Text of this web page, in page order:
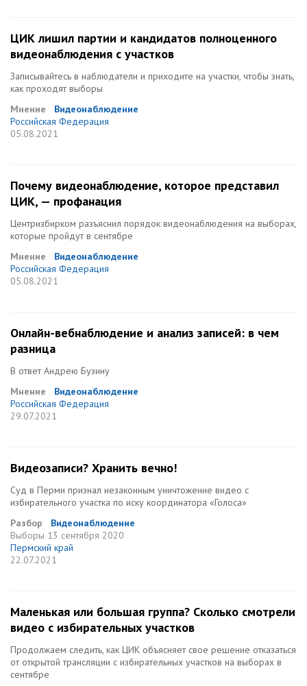
ЦИК лишил партии и кандидатов полноценного
видеонаблюдения с участков
Записывайтесь в наблюдатели и приходите на участки, чтобы знать,
как проходят выборы
Мнение
Видеонаблюдение
Российская Федерация
05.08.2021
Почему видеонаблюдение, которое представил
ЦИК, — профанация
Центризбирком разъяснил порядок видеонаблюдения на выборах,
которые пройдут в сентябре
Мнение
Видеонаблюдение
Российская Федерация
05.08.2021
Онлайн-вебнаблюдение и анализ записей: в чем
разница
В ответ Андрею Бузину
Мнение
Видеонаблюдение
Российская Федерация
29.07.2021
Видеозаписи? Хранить вечно!
Суд в Перми признал незаконным уничтожение видео с
избирательного участка по иску координатора «Голоса»
Разбор
Видеонаблюдение
Выборы 13 сентября 2020
Пермский край
22.07.2021
Маленькая или большая группа? Сколько смотрели
видео с избирательных участков
Продолжаем следить, как ЦИК объясняет свое решение отказаться
от открытой трансляции с избирательных участков на выборах в
сентябре